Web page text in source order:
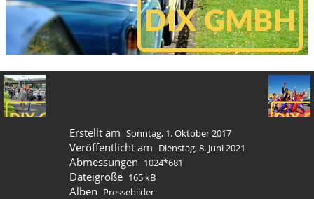
Erstellt am Sonntag, 1. Oktober 2017
Veröffentlicht am Dienstag, 8. Juni 2021
Abmessungen 1024*681
Dateigröße 165 kB
Alben Pressebilder